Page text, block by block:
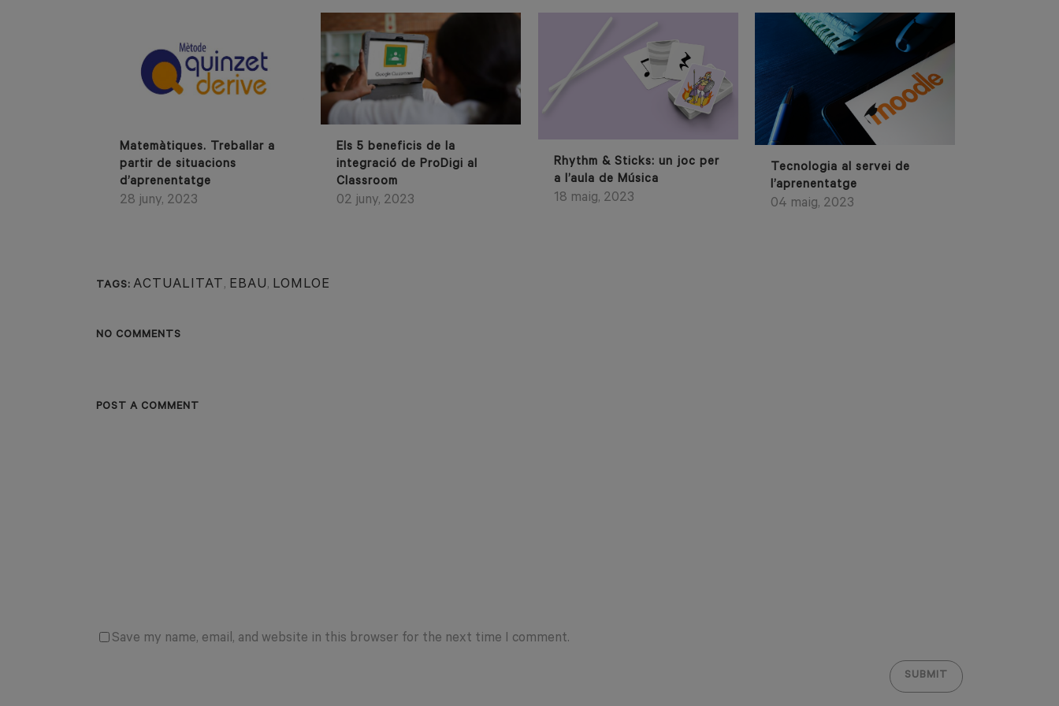
Matemàtiques. Treballar a
partir de situacions
d’aprenentatge
28 juny, 2023
Els 5 beneficis de la
integració de ProDigi al
Classroom
02 juny, 2023
Rhythm & Sticks: un joc per
a l’aula de Música
18 maig, 2023
Tecnologia al servei de
l’aprenentatge
04 maig, 2023
TAGS: ACTUALITAT , EBAU, LOMLOE
NO COMMENTS
POST A COMMENT
Save my name, email, and website in this browser for the next time I comment.